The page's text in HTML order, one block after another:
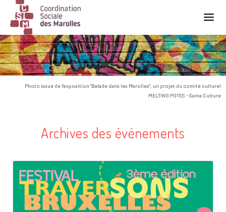
Main Navigation
Photo issue de l'exposition "Balade dans les Marolles", un projet du comité culturel
MELTING POTES - Sama Culture
Archives des événements